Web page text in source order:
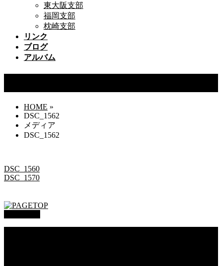
東大阪支部
福岡支部
枕崎支部
リンク
ブログ
アルバム
HOME »
DSC_1562
メディア
DSC_1562
DSC_1560
DSC_1570